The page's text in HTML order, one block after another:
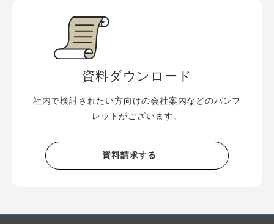
資料ダウンロード
社内で検討されたい方向けの会社案内などのパンフ
レットがございます。
資料請求する